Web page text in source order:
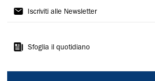
La
Ferrara
Iscriviti alle Newsletter
Sfoglia il quotidiano